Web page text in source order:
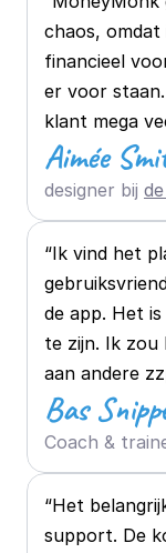
chaos,
financieel
er voor
klant mega
Aimée
designer bij
“Ik vind het
de app. Het
te zijn. Ik zou
aan andere
Bas
Coach &
“Het
support. De